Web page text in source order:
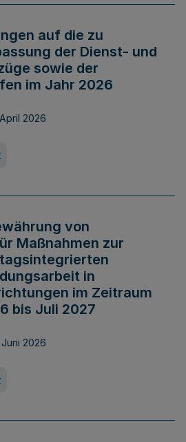
auf die zu
der Dienst- und
sowie der
im Jahr 2026
2026
von
Maßnahmen zur
in
im Zeitraum
bis Juli 2027
2026